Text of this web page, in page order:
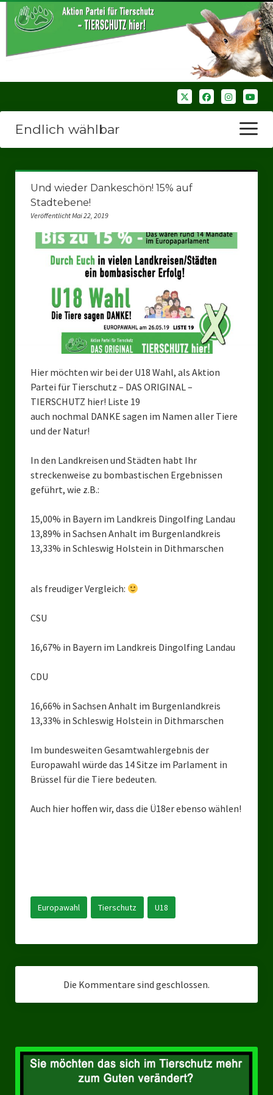
Endlich wählbar
Menü
öffnen
Wir über uns
Unsere Verbände
Bezirksverbände
Bezirksverband Ruhrparlamenrt
Bezirksverband Mettmann
Kreisverbände
Kreisverband Düsseldorf
Kreisverband Neuss
Kreisverband Erkrath
Kreisverband Gelsenkirchen
Kreisverband Bottrop
Landesverbände
Landesverband Sachsen
Landesverband Schleswig-Holstein
Landesverband Mecklenburg-Vorpommern
Kommunale Gremien
Ratsfraktion Tierschutz Aktiv Neuss Jetzt!
Ratsgruppe DKP / TIERSCHUTZ Bottrop
Kommunalwahl Nordrhein-Westfalen 2025
Europawahl 2024
Und wieder Dankeschön! 15% auf
Stadtebene!
Veröffentlicht Mai 22, 2019
Hier möchten wir bei der U18 Wahl, als Aktion
Partei für Tierschutz – DAS ORIGINAL –
TIERSCHUTZ hier! Liste 19
auch nochmal DANKE sagen im Namen aller Tiere
und der Natur!
In den Landkreisen und Städten habt Ihr
streckenweise zu bombastischen Ergebnissen
geführt, wie z.B.:
15,00% in Bayern im Landkreis Dingolfing Landau
13,89% in Sachsen Anhalt im Burgenlandkreis
13,33% in Schleswig Holstein in Dithmarschen
als freudiger Vergleich:
CSU
16,67% in Bayern im Landkreis Dingolfing Landau
CDU
16,66% in Sachsen Anhalt im Burgenlandkreis
13,33% in Schleswig Holstein in Dithmarschen
Im bundesweiten Gesamtwahlergebnis der
Europawahl würde das 14 Sitze im Parlament in
Brüssel für die Tiere bedeuten.
Auch hier hoffen wir, dass die Ü18er ebenso wählen!
Europawahl Tierschutz U18
Die Kommentare sind geschlossen.